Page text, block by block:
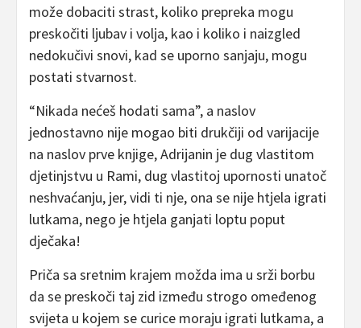
može dobaciti strast, koliko prepreka mogu
preskočiti ljubav i volja, kao i koliko i naizgled
nedokučivi snovi, kad se uporno sanjaju, mogu
postati stvarnost.
“Nikada nećeš hodati sama”, a naslov
jednostavno nije mogao biti drukčiji od varijacije
na naslov prve knjige, Adrijanin je dug vlastitom
djetinjstvu u Rami, dug vlastitoj upornosti unatoč
neshvaćanju, jer, vidi ti nje, ona se nije htjela igrati
lutkama, nego je htjela ganjati loptu poput
dječaka!
Priča sa sretnim krajem možda ima u srži borbu
da se preskoči taj zid između strogo omeđenog
svijeta u kojem se curice moraju igrati lutkama, a